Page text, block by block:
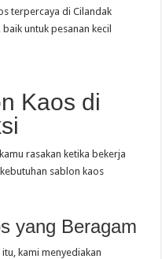
terpercaya di Cilandak
untuk pesanan kecil
Kaos di
rasakan ketika bekerja
sablon kaos
yang Beragam
kami menyediakan